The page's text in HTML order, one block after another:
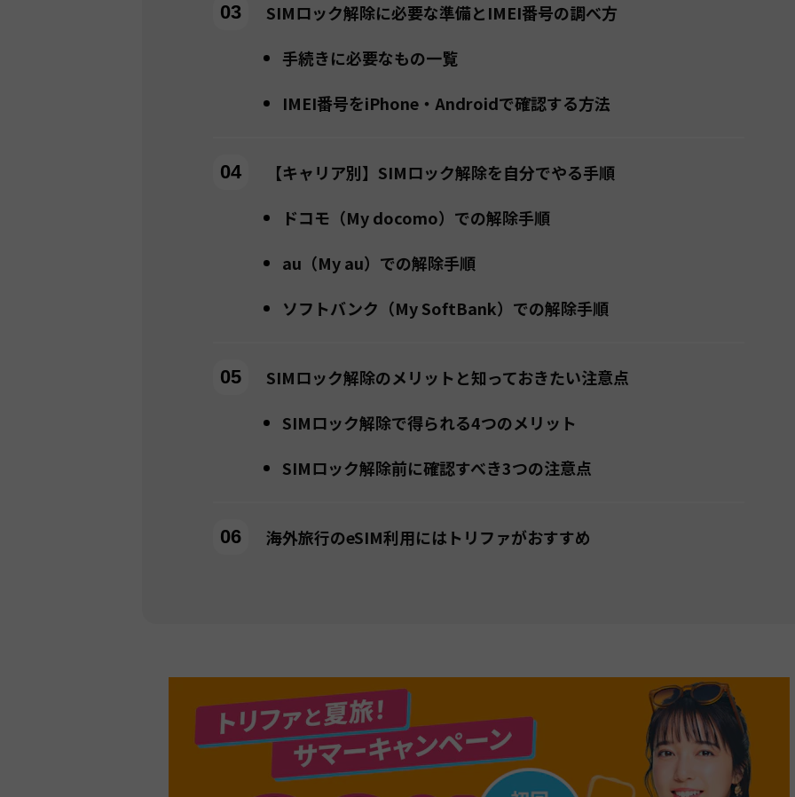
SIMロック解除に必要な準備とIMEI番号の調べ方
手続きに必要なもの一覧
IMEI番号をiPhone・Androidで確認する方法
【キャリア別】SIMロック解除を自分でやる手順
ドコモ（My docomo）での解除手順
au（My au）での解除手順
ソフトバンク（My SoftBank）での解除手順
SIMロック解除のメリットと知っておきたい注意点
SIMロック解除で得られる4つのメリット
SIMロック解除前に確認すべき3つの注意点
海外旅行のeSIM利用にはトリファがおすすめ